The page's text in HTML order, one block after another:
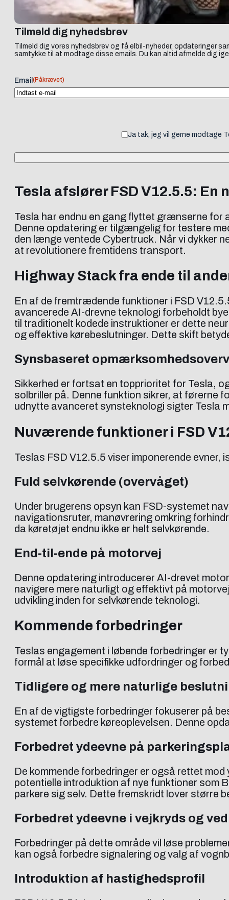
Tilmeld dig nyhedsbrev
Tilmeld dig vores nyhedsbrev og få elbil-nyheder, opdateringer
samtykke til at modtage disse emails. Du kan altid afmelde dig
Email (Påkrævet)
Ja tak, jeg vil gerne modtage
Tesla afslører FSD V12.5.5:
Tesla har endnu en gang flyttet grænserne for
Denne opdatering er tilgængelig for testere
den længe ventede Cybertruck. Når vi dykker
at revolutionere fremtidens transport.
Highway Stack fra ende til
En af de fremtrædende funktioner i FSD
avancerede AI-drevne teknologi forbeholdt
til traditionelt kodede instruktioner er dette
og effektive kørebeslutninger. Dette skift
Synsbaseret
Sikkerhed er fortsat en topprioritet for Tesla,
solbriller på. Denne funktion sikrer, at førerne
udnytte avanceret synsteknologi sigter Tesla
Nuværende funktioner i FSD
Teslas FSD V12.5.5 viser imponerende
Fuld selvkørende (overvåget)
Under brugerens opsyn kan FSD-systemet
navigationsruter, manøvrering omkring
da køretøjet endnu ikke er helt selvkørende.
End-til-ende på motorvej
Denne opdatering introducerer AI-drevet
navigere mere naturligt og effektivt på
udvikling inden for selvkørende teknologi.
Kommende forbedringer
Teslas engagement i løbende forbedringer er
formål at løse specifikke udfordringer og
Tidligere og mere naturlige
En af de vigtigste forbedringer fokuserer på
systemet forbedre køreoplevelsen. Denne
Forbedret ydeevne på
De kommende forbedringer er også rettet
potentielle introduktion af nye funktioner som
parkere sig selv. Dette fremskridt lover større
Forbedret ydeevne i vejkryds og
Forbedringer på dette område vil løse
kan også forbedre signalering og valg af
Introduktion af hastighedsprofil